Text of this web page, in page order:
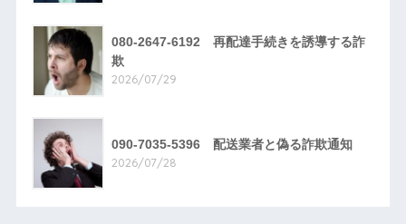
080-2647-6192 再配達手続きを誘導する詐
欺
2026/07/29
090-7035-5396 配送業者と偽る詐欺通知
2026/07/28